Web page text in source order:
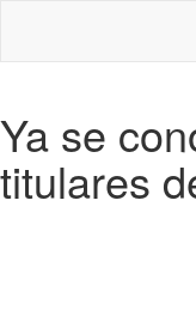
Ya se
titulares